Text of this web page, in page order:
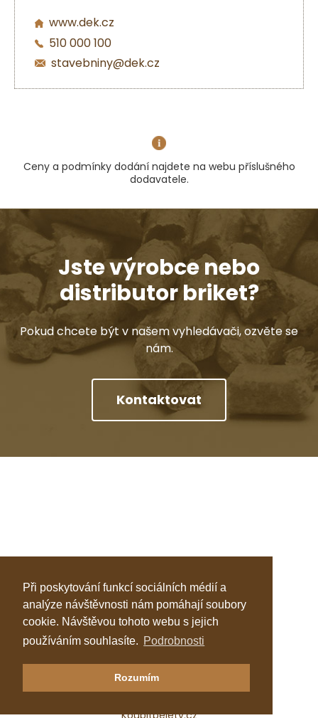
Při poskytování funkcí sociálních médií a
analýze návštěvnosti nám pomáhají soubory
cookie. Návštěvou tohoto webu s jejich
používáním souhlasíte. Podrobnosti
Rozumím
www.dek.cz
510 000 100
stavebniny@dek.cz
Ceny a podmínky dodání najdete na webu příslušného
dodavatele.
Jste výrobce nebo
distributor briket?
Pokud chcete být v našem vyhledávači, ozvěte se
nám.
Kontaktovat
Klastr Česká peleta
Katalog topenářů
Koupitpelety.cz